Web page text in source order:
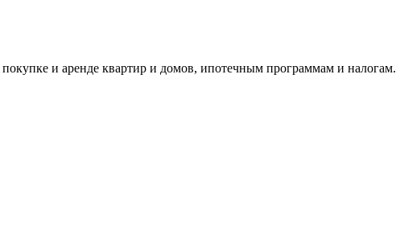
и аренде квартир и домов, ипотечным программам и налогам.